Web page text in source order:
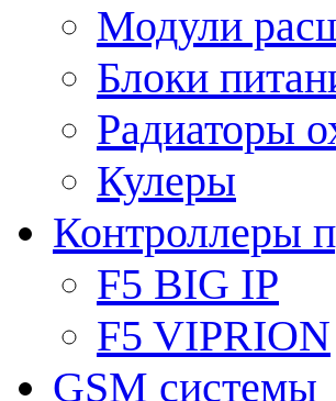
Модули
Блоки
Радиаторы
Кулеры
Контроллеры
F5 BIG IP
F5 VIPRION
GSM системы